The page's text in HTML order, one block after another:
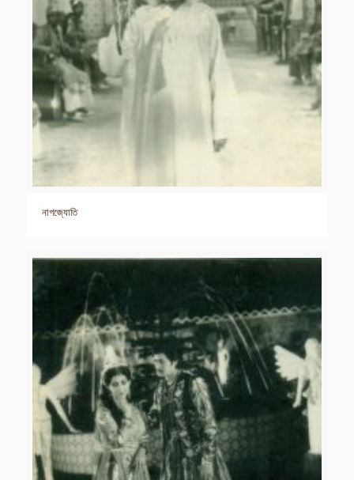
নাগজ্যোতি